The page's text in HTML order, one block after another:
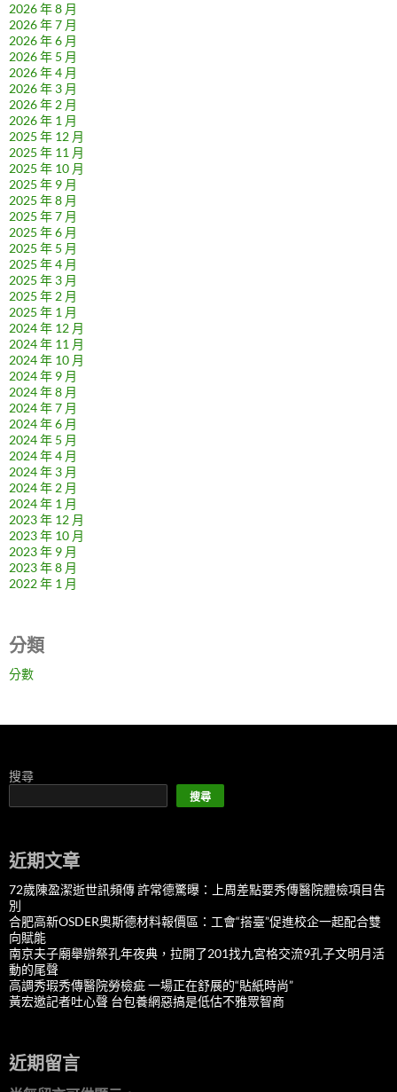
2026 年 8 月
2026 年 7 月
2026 年 6 月
2026 年 5 月
2026 年 4 月
2026 年 3 月
2026 年 2 月
2026 年 1 月
2025 年 12 月
2025 年 11 月
2025 年 10 月
2025 年 9 月
2025 年 8 月
2025 年 7 月
2025 年 6 月
2025 年 5 月
2025 年 4 月
2025 年 3 月
2025 年 2 月
2025 年 1 月
2024 年 12 月
2024 年 11 月
2024 年 10 月
2024 年 9 月
2024 年 8 月
2024 年 7 月
2024 年 6 月
2024 年 5 月
2024 年 4 月
2024 年 3 月
2024 年 2 月
2024 年 1 月
2023 年 12 月
2023 年 10 月
2023 年 9 月
2023 年 8 月
2022 年 1 月
分類
分數
搜尋
搜尋
近期文章
72歲陳盈潔逝世訊頻傳 許常德驚曝：上周差點要秀傳醫院體檢項目告
別
合肥高新OSDER奧斯德材料報價區：工會“搭臺”促進校企一起配合雙
向賦能
南京夫子廟舉辦祭孔年夜典，拉開了201找九宮格交流9孔子文明月活
動的尾聲
高調秀瑕秀傳醫院勞檢疵 一場正在舒展的“貼紙時尚”
黃宏邀記者吐心聲 台包養網惡搞是低估不雅眾智商
近期留言